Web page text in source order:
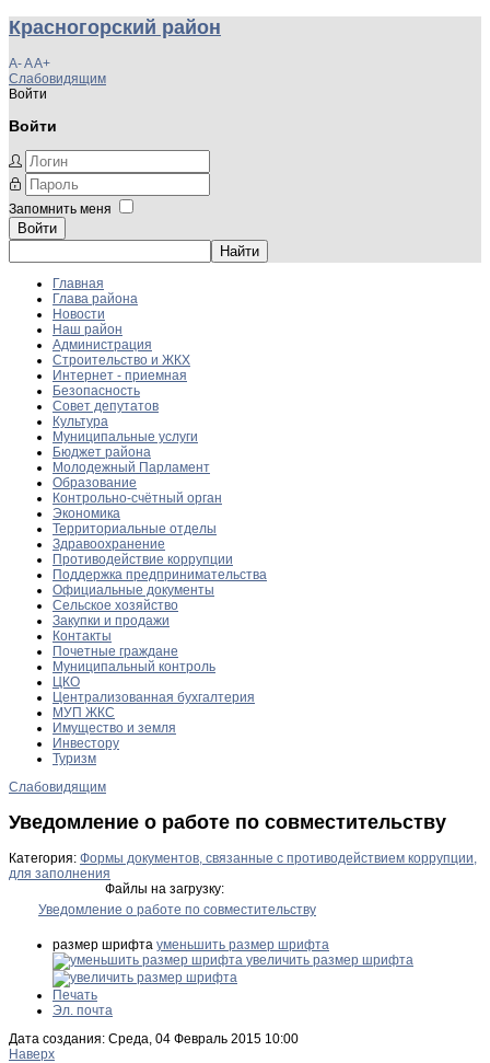
Красногорский район
A-AA+
Слабовидящим
Войти
Войти
Запомнить меня
Войти
Главная
Глава района
Новости
Наш район
Администрация
Строительство и ЖКХ
Интернет - приемная
Безопасность
Совет депутатов
Культура
Муниципальные услуги
Бюджет района
Молодежный Парламент
Образование
Контрольно-счётный орган
Экономика
Территориальные отделы
Здравоохранение
Противодействие коррупции
Поддержка предпринимательства
Официальные документы
Сельское хозяйство
Закупки и продажи
Контакты
Почетные граждане
Муниципальный контроль
ЦКО
Централизованная бухгалтерия
МУП ЖКС
Имущество и земля
Инвестору
Туризм
Слабовидящим
Уведомление о работе по совместительству
Категория: Формы документов, связанные с противодействием коррупции,
для заполнения
Файлы на загрузку:
Уведомление о работе по совместительству
размер шрифта уменьшить размер шрифта
увеличить размер шрифта
Печать
Эл. почта
Дата создания: Среда, 04 Февраль 2015 10:00
Наверх